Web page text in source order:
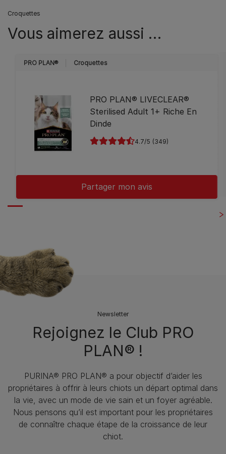
Croquettes
Vous aimerez aussi …
PRO PLAN® Croquettes
PRO PLAN® LIVECLEAR®
Sterilised Adult 1+ Riche En
Dinde
4.7 (349)
Partager mon avis
Newsletter
Rejoignez le Club PRO
PLAN® !
PURINA® PRO PLAN® a pour objectif d’aider les
propriétaires à offrir à leurs chiots un départ optimal dans
la vie, avec un mode de vie sain et un foyer agréable.
Nous pensons qu’il est important pour les propriétaires
de connaître chaque étape de la croissance de leur
chiot.